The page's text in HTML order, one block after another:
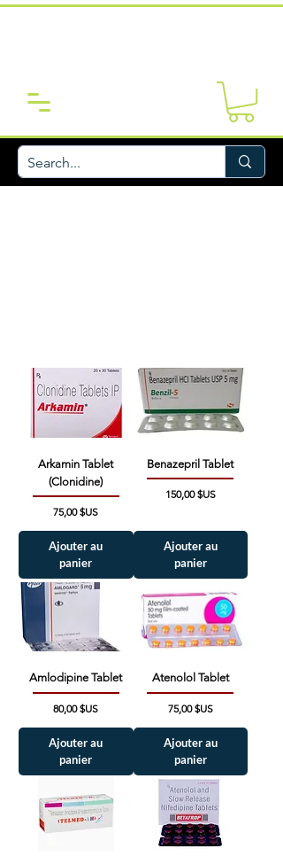
Arkamin Tablet
(Clonidine)
Prix
75,00 $US
Ajouter au
panier
Benazepril Tablet
Prix
150,00 $US
Ajouter au
panier
Amlodipine Tablet
Prix
80,00 $US
Ajouter au
panier
Atenolol Tablet
Prix
75,00 $US
Ajouter au
panier